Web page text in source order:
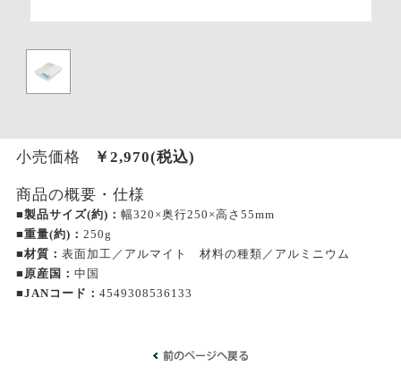
小売価格 ￥ 2,970(税込)
商品の概要・仕様
■製品サイズ(約)： 幅320×奥行250×高さ55mm
■重量(約)： 250g
■材質： 表面加工／アルマイト 材料の種類／アルミニウム
■原産国： 中国
■JANコード： 4549308536133